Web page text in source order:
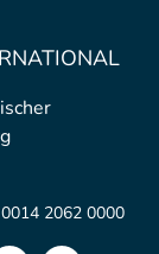
2062 0000